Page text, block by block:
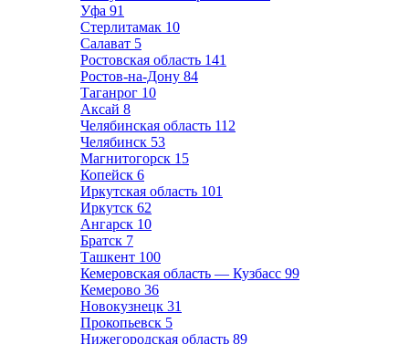
Уфа 91
Стерлитамак 10
Салават 5
Ростовская область 141
Ростов-на-Дону 84
Таганрог 10
Аксай 8
Челябинская область 112
Челябинск 53
Магнитогорск 15
Копейск 6
Иркутская область 101
Иркутск 62
Ангарск 10
Братск 7
Ташкент 100
Кемеровская область — Кузбасс 99
Кемерово 36
Новокузнецк 31
Прокопьевск 5
Нижегородская область 89